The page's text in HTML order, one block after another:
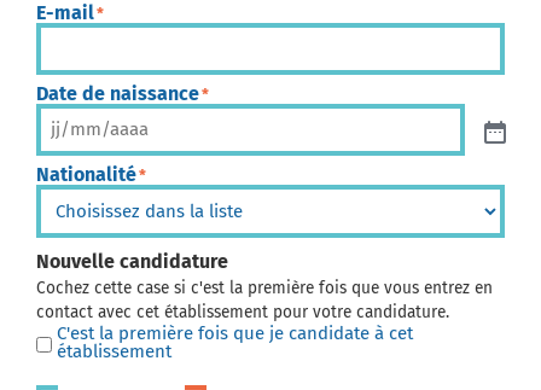
E-mail*
Date de naissance*
Nationalité*
Nouvelle candidature
Cochez cette case si c'est la première fois que vous entrez en
contact avec cet établissement pour votre candidature.
C'est la première fois que je candidate à cet
établissement